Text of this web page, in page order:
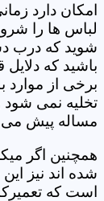
امکان دارد
لباس ها را
شوید که درب
باشید که
برخی از موارد
تخلیه نمی
مساله پیش می
همچنین اگر
شده اند نیز
است که